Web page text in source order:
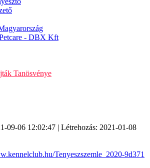
- DBX Kft
Tanösvénye
09-06 12:02:47 | Létrehozás: 2021-01-08
Tenyeszszemle_2020-9d371